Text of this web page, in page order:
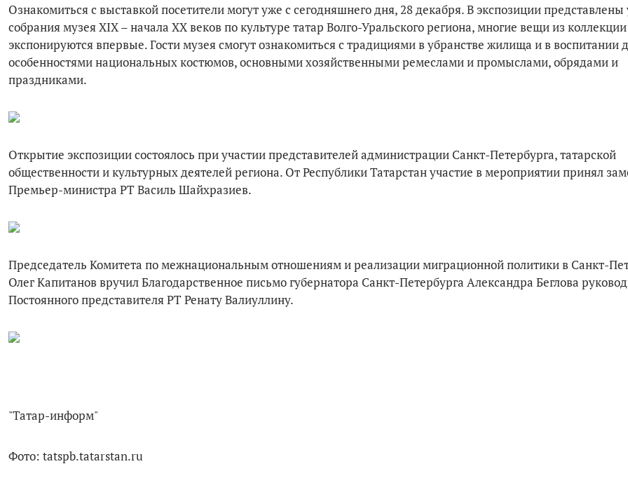
Ознакомиться с выставкой посетители могут уже с сегодняшнего дня, 28 декабря. В экспозиции
собрания музея XIX – начала XX веков по культуре татар Волго-Уральского региона, многие вещи из коллекции
экспонируются впервые. Гости музея смогут ознакомиться с традициями в убранстве жилища и в воспитании
особенностями национальных костюмов, основными хозяйственными ремеслами и промыслами, обрядами и
праздниками.
Открытие экспозиции состоялось при участии представителей администрации Санкт-Петербурга, татарской
общественности и культурных деятелей региона. От Республики Татарстан участие в мероприятии принял
Премьер-министра РТ Василь Шайхразиев.
Председатель Комитета по межнациональным отношениям и реализации миграционной политики в Санкт-
Олег Капитанов вручил Благодарственное письмо губернатора Санкт-Петербурга Александра Беглова
Постоянного представителя РТ Ренату Валиуллину.
"Татар-информ"
Фото: tatspb.tatarstan.ru